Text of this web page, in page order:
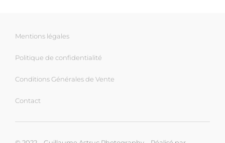
Mentions légales
Politique de confidentialité
Conditions Générales de Vente
Contact